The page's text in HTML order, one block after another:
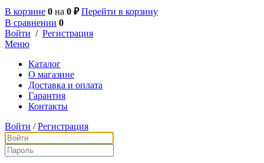
В корзине 0 на 0 ₽ Перейти в корзину
В сравнении 0
Войти / Регистрация
Меню
Каталог
О магазине
Доставка и оплата
Гарантия
Контакты
Войти / Регистрация